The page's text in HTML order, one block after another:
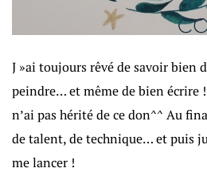
J »ai toujours rêvé de savoir bien
peindre… et même de bien écrire
n’ai pas hérité de ce don^^ Au
de talent, de technique… et puis
me lancer !